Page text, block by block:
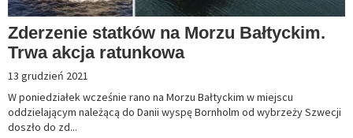
Zderzenie statków na Morzu Bałtyckim.
Trwa akcja ratunkowa
13 grudzień 2021
W poniedziałek wcześnie rano na Morzu Bałtyckim w miejscu
oddzielającym należącą do Danii wyspę Bornholm od wybrzeży Szwecji
doszło do zd...